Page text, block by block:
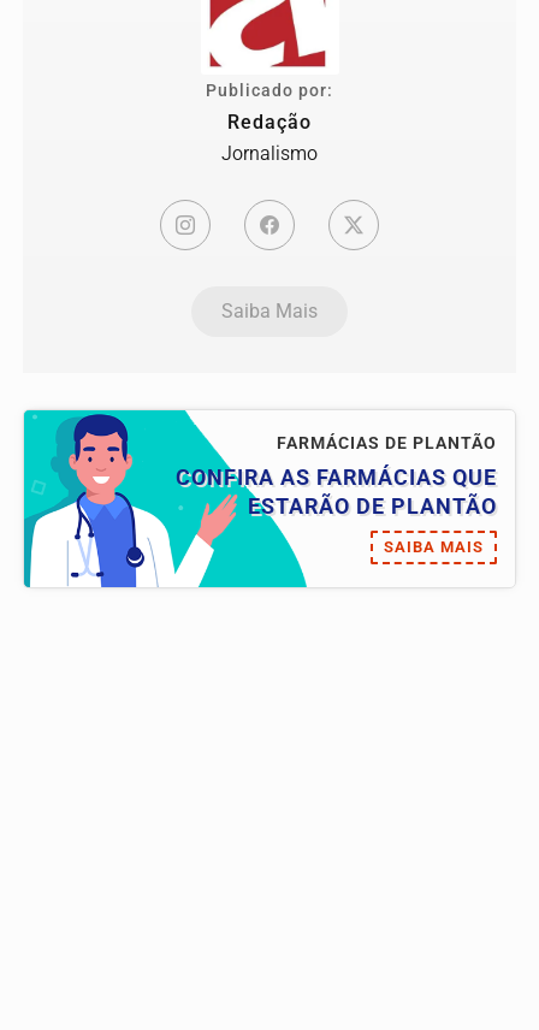
Publicado por:
Redação
Jornalismo
Saiba Mais
FARMÁCIAS DE PLANTÃO
CONFIRA AS FARMÁCIAS QUE
ESTARÃO DE PLANTÃO
SAIBA MAIS